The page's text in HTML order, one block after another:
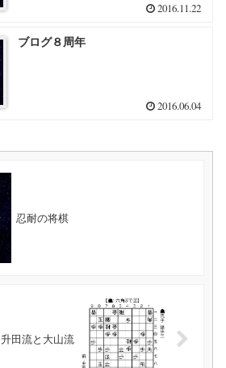
2016.11.22
ブログ８周年
2016.06.04
忍耐の将棋
升田流と大山流